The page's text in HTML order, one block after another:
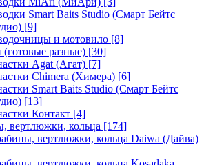
Smart Baits Studio (Смарт Бейтс
[9]
и мотовило [8]
(готовые разные) [30]
Agat (Агат) [7]
Chimera (Химера) [6]
Smart Baits Studio (Смарт Бейтс
[13]
Контакт [4]
вертлюжки, кольца [174]
вертлюжки, кольца Daiwa (Дайва)